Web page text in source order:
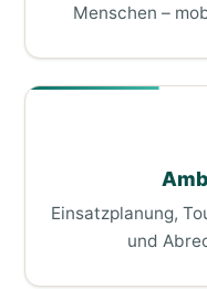
Menschen –
Einsatzplanung,
und